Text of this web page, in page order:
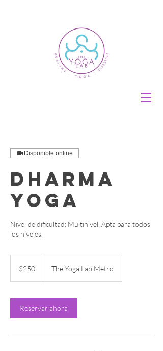
Disponible online
Dharma
Yoga
Nivel de dificultad: Multinivel. Apta para todos
los niveles.
mexicanos
$250 The Yoga Lab Metro
Reservar ahora